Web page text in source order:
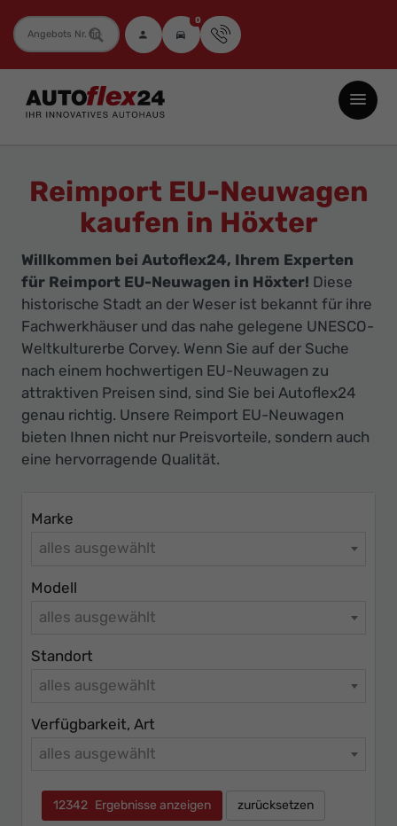
Fahrzeugnummer 0
Autoflex24
GmbH
Neuwagen
Jahreswagen
Gebrauchtwagen
zu
Top-
Preisen
-
Ihr
Innovatives
Autohaus
Reimport EU-Neuwagen
kaufen in Höxter
Willkommen bei Autoflex24, Ihrem Experten
für Reimport EU-Neuwagen in Höxter! Diese
historische Stadt an der Weser ist bekannt für ihre
Fachwerkhäuser und das nahe gelegene UNESCO-
Weltkulturerbe Corvey. Wenn Sie auf der Suche
nach einem hochwertigen EU-Neuwagen zu
attraktiven Preisen sind, sind Sie bei Autoflex24
genau richtig. Unsere Reimport EU-Neuwagen
bieten Ihnen nicht nur Preisvorteile, sondern auch
eine hervorragende Qualität.
Marke
alles ausgewählt
Modell
alles ausgewählt
Standort
alles ausgewählt
Verfügbarkeit, Art
alles ausgewählt
12342 Ergebnisse anzeigen zurücksetzen